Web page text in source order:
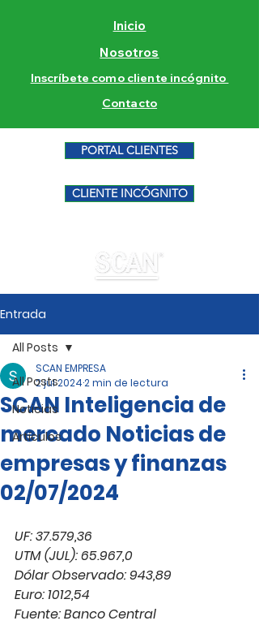
Inicio
Nosotros
Inscríbete como cliente incógnito
Contacto
PORTAL CLIENTES
CLIENTE INCÓGNITO
Entrada
All Posts
Noticias
Artículos
All Posts
SCAN Inteligencia de
mercado Noticias de
empresas y finanzas
02/07/2024
SCAN EMPRESA
2 jul 20242 min de lectura
UF: 37.579,36
UTM (JUL): 65.967,0
Dólar Observado: 943,89
Euro: 1012,54
Fuente: Banco Central